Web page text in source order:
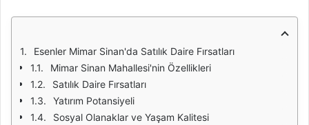
Esenler Mimar Sinan'da Satılık Daire Fırsatları
Mimar Sinan Mahallesi'nin Özellikleri
Satılık Daire Fırsatları
Yatırım Potansiyeli
Sosyal Olanaklar ve Yaşam Kalitesi